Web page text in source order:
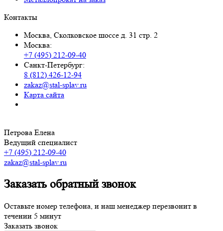
Контакты
Москва, Сколковское шоссе д. 31 стр. 2
Москва:
+7 (495) 212-09-40
Санкт-Петербург:
8 (812) 426-12-94
zakaz@stal-splav.ru
Карта сайта
Петрова Елена
Ведущий специалист
+7 (495) 212-09-40
zakaz@stal-splav.ru
Заказать обратный звонок
Оставьте номер телефона, и наш менеджер перезвонит в
течении 5 минут
Заказать звонок